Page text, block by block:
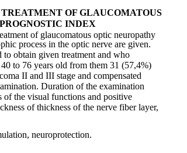
OF GLAUCOMATOUS
INDEX
of glaucomatous optic neuropathy
process in the optic nerve are given.
to obtain given treatment and who
to 76 years old from them 31 (57,4%)
II and III stage and compensated
Duration of the examination
of the visual functions and positive
of thickness of the nerve fiber layer,
neuroprotection.